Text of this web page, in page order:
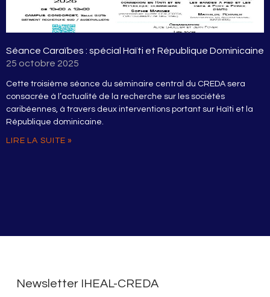
Séance Caraïbes : spécial Haïti et République Dominicaine
25 octobre 2025
Cette troisième séance du séminaire central du CREDA sera
consacrée à l’actualité de la recherche sur les sociétés
caribéennes, à travers deux interventions portant sur Haïti et la
République dominicaine.
LIRE LA SUITE »
Newsletter IHEAL-CREDA